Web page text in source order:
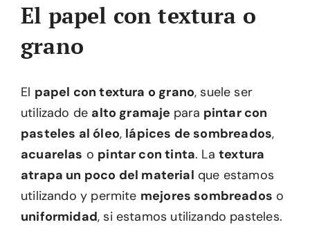
El papel con textura o
grano
El papel con textura o grano, suele ser
utilizado de alto gramaje para pintar con
pasteles al óleo, lápices de sombreados,
acuarelas o pintar con tinta. La textura
atrapa un poco del material que estamos
utilizando y permite mejores sombreados o
uniformidad, si estamos utilizando pasteles.